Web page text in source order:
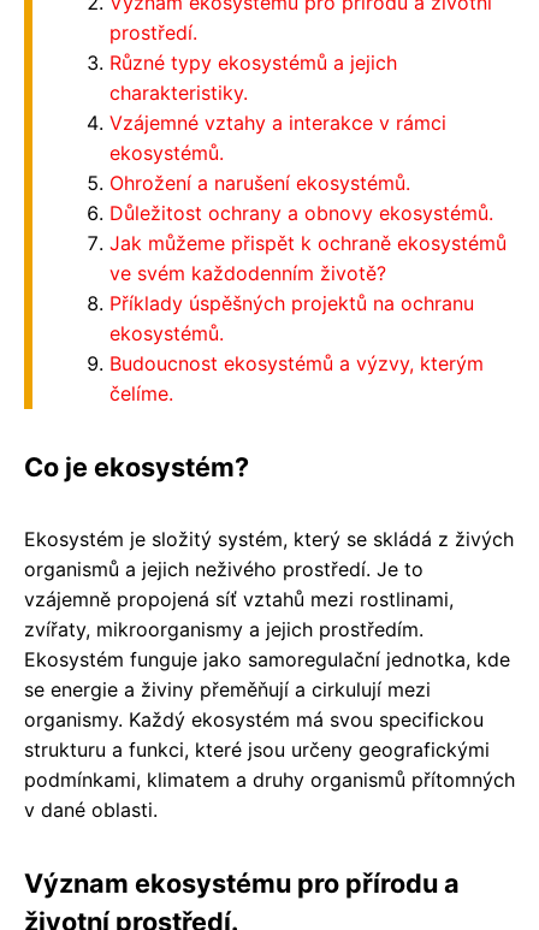
prostředí.
Různé typy ekosystémů a jejich
charakteristiky.
Vzájemné vztahy a interakce v rámci
ekosystémů.
Ohrožení a narušení ekosystémů.
Důležitost ochrany a obnovy ekosystémů.
Jak můžeme přispět k ochraně ekosystémů
ve svém každodenním životě?
Příklady úspěšných projektů na ochranu
ekosystémů.
Budoucnost ekosystémů a výzvy, kterým
čelíme.
Co je ekosystém?
Ekosystém je složitý systém, který se skládá z živých
organismů a jejich neživého prostředí. Je to
vzájemně propojená síť vztahů mezi rostlinami,
zvířaty, mikroorganismy a jejich prostředím.
Ekosystém funguje jako samoregulační jednotka, kde
se energie a živiny přeměňují a cirkulují mezi
organismy. Každý ekosystém má svou specifickou
strukturu a funkci, které jsou určeny geografickými
podmínkami, klimatem a druhy organismů přítomných
v dané oblasti.
Význam ekosystému pro přírodu a
životní prostředí.